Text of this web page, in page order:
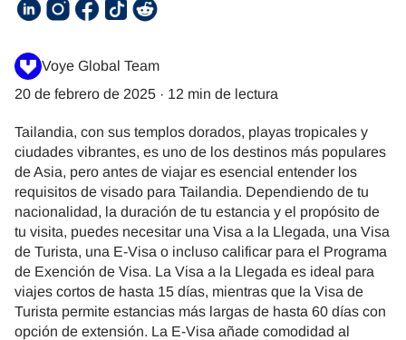
Voye Global Team
20 de febrero de 2025 · 12 min de lectura
Tailandia, con sus templos dorados, playas tropicales y
ciudades vibrantes, es uno de los destinos más populares
de Asia, pero antes de viajar es esencial entender los
requisitos de visado para Tailandia. Dependiendo de tu
nacionalidad, la duración de tu estancia y el propósito de
tu visita, puedes necesitar una Visa a la Llegada, una Visa
de Turista, una E-Visa o incluso calificar para el Programa
de Exención de Visa. La Visa a la Llegada es ideal para
viajes cortos de hasta 15 días, mientras que la Visa de
Turista permite estancias más largas de hasta 60 días con
opción de extensión. La E-Visa añade comodidad al